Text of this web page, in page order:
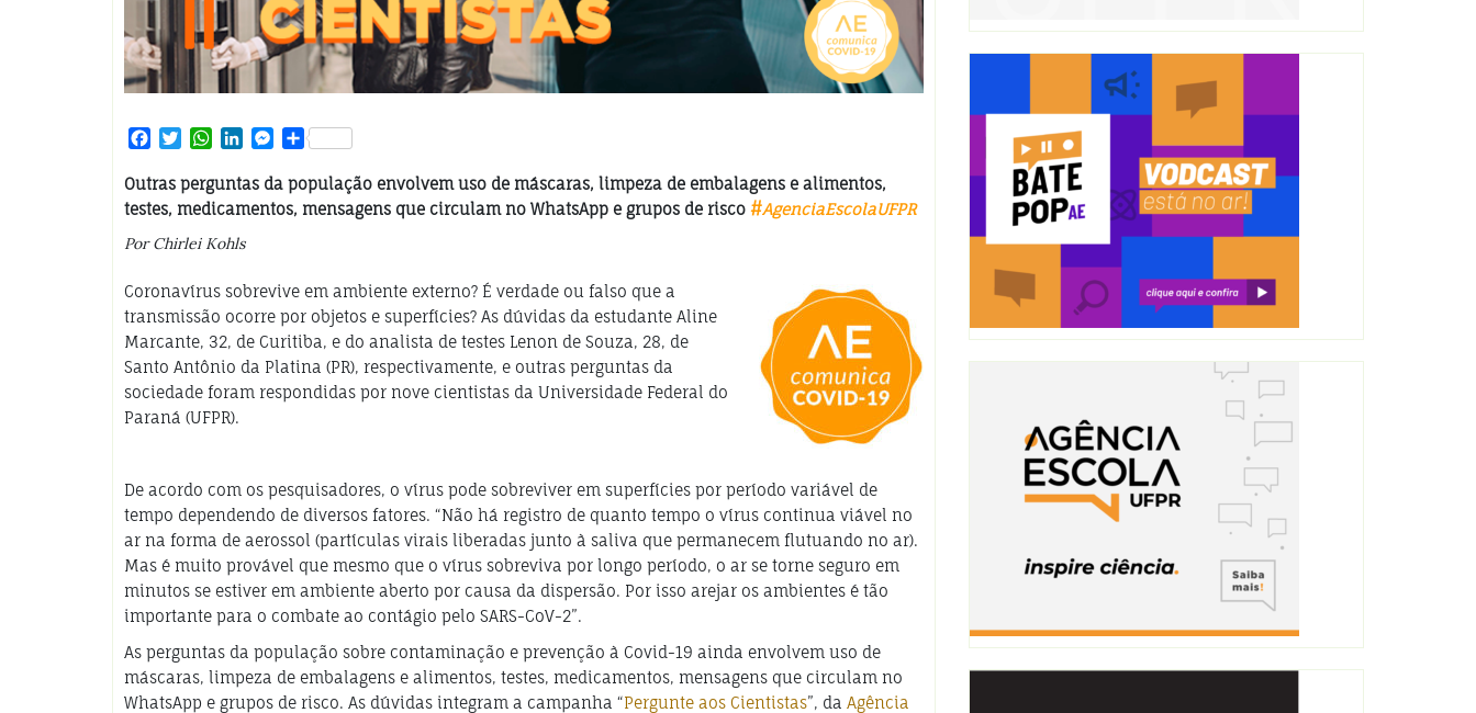
Facebook
TwitterWhatsApp
LinkedInMessenger
Share
Outras perguntas da população envolvem uso de máscaras, limpeza de embalagens e alimentos,
testes, medicamentos, mensagens que circulam no WhatsApp e grupos de risco #AgenciaEscolaUFPR
Por Chirlei Kohls
Coronavírus sobrevive em ambiente externo? É verdade ou falso que a
transmissão ocorre por objetos e superfícies? As dúvidas da estudante Aline
Marcante, 32, de Curitiba, e do analista de testes Lenon de Souza, 28, de
Santo Antônio da Platina (PR), respectivamente, e outras perguntas da
sociedade foram respondidas por nove cientistas da Universidade Federal do
Paraná (UFPR).
De acordo com os pesquisadores, o vírus pode sobreviver em superfícies por período variável de
tempo dependendo de diversos fatores. “Não há registro de quanto tempo o vírus continua viável no
ar na forma de aerossol (partículas virais liberadas junto à saliva que permanecem flutuando no ar).
Mas é muito provável que mesmo que o vírus sobreviva por longo período, o ar se torne seguro em
minutos se estiver em ambiente aberto por causa da dispersão. Por isso arejar os ambientes é tão
importante para o combate ao contágio pelo SARS-CoV-2”.
As perguntas da população sobre contaminação e prevenção à Covid-19 ainda envolvem uso de
máscaras, limpeza de embalagens e alimentos, testes, medicamentos, mensagens que circulam no
WhatsApp e grupos de risco. As dúvidas integram a campanha “Pergunte aos Cientistas”, da Agência